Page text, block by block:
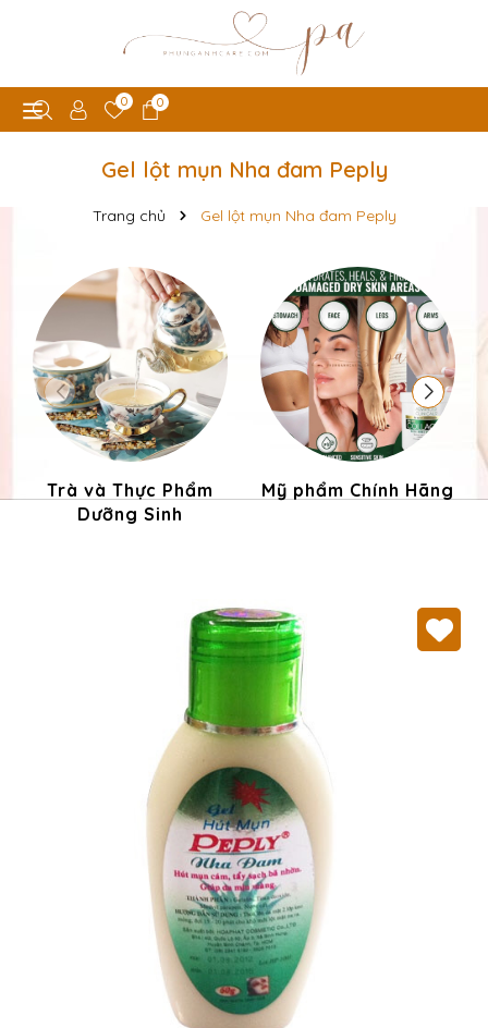
0 0
Gel lột mụn Nha đam Peply
Trang chủ Gel lột mụn Nha đam Peply
Trà và Thực Phẩm
Dưỡng Sinh
Mỹ phẩm Chính Hãng